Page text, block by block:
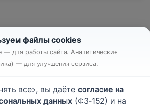
Реклама
соглашение
конфиденциальности
файлы cookies
— для работы сайта. Аналитические
— для улучшения сервиса.
все», вы даёте согласие на
данных (ФЗ‑152) и на